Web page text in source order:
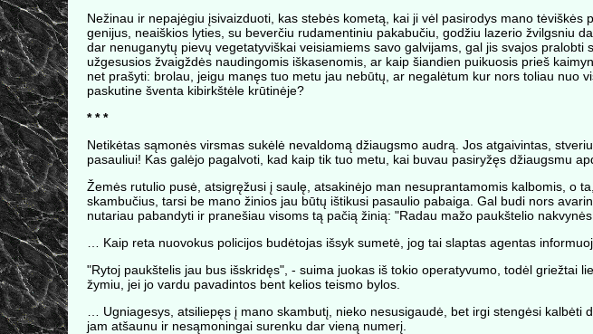
Nežinau ir nepajėgiu įsivaizduoti, kas stebės kometą, kai ji vėl pasirodys mano tėviškės
genijus, neaiškios lyties, su beverčiu rudamentiniu pakabučiu, godžiu lazerio žvilgsniu
dar nenuganytų pievų vegetatyviškai veisiamiems savo galvijams, gal jis svajos pralobti
užgesusios žvaigždės naudingomis iškasenomis, ar kaip šiandien puikuosis prieš
net prašyti: brolau, jeigu manęs tuo metu jau nebūtų, ar negalėtum kur nors toliau nuo
paskutine šventa kibirkštėle krūtinėje?
* * *
Netikėtas sąmonės virsmas sukėlė nevaldomą džiaugsmo audrą. Jos atgaivintas,
pasauliui! Kas galėjo pagalvoti, kad kaip tik tuo metu, kai buvau pasiryžęs džiaugsmu
Žemės rutulio pusė, atsigręžusi į saulę, atsakinėjo man nesuprantamomis kalbomis, o
skambučius, tarsi be mano žinios jau būtų ištikusi pasaulio pabaiga. Gal budi nors
nutariau pabandyti ir pranešiau visoms tą pačią žinią: "Radau mažo paukštelio nakvynės
… Kaip reta nuovokus policijos budėtojas išsyk sumetė, jog tai slaptas agentas
"Rytoj paukštelis jau bus išskridęs", - suima juokas iš tokio operatyvumo, todėl griežtai
žymiu, jei jo vardu pavadintos bent kelios teismo bylos.
… Ugniagesys, atsiliepęs į mano skambutį, nieko nesusigaudė, bet irgi stengėsi
jam atšaunu ir nesąmoningai surenku dar vieną numerį.